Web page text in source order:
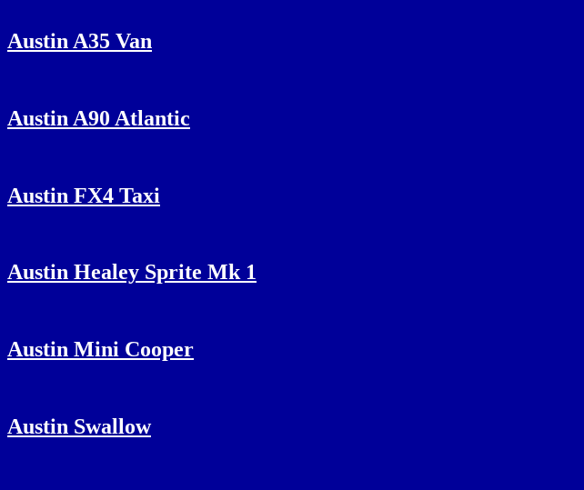
Austin A35 Van
Austin A90 Atlantic
Austin FX4 Taxi
Austin Healey Sprite Mk 1
Austin Mini Cooper
Austin Swallow